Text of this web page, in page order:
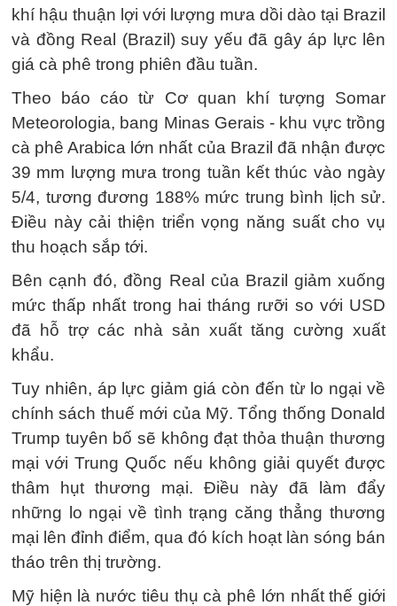
khí hậu thuận lợi với lượng mưa dồi dào tại Brazil
và đồng Real (Brazil) suy yếu đã gây áp lực lên
giá cà phê trong phiên đầu tuần.
Theo báo cáo từ Cơ quan khí tượng Somar
Meteorologia, bang Minas Gerais - khu vực trồng
cà phê Arabica lớn nhất của Brazil đã nhận được
39 mm lượng mưa trong tuần kết thúc vào ngày
5/4, tương đương 188% mức trung bình lịch sử.
Điều này cải thiện triển vọng năng suất cho vụ
thu hoạch sắp tới.
Bên cạnh đó, đồng Real của Brazil giảm xuống
mức thấp nhất trong hai tháng rưỡi so với USD
đã hỗ trợ các nhà sản xuất tăng cường xuất
khẩu.
Tuy nhiên, áp lực giảm giá còn đến từ lo ngại về
chính sách thuế mới của Mỹ. Tổng thống Donald
Trump tuyên bố sẽ không đạt thỏa thuận thương
mại với Trung Quốc nếu không giải quyết được
thâm hụt thương mại. Điều này đã làm đẩy
những lo ngại về tình trạng căng thẳng thương
mại lên đỉnh điểm, qua đó kích hoạt làn sóng bán
tháo trên thị trường.
Mỹ hiện là nước tiêu thụ cà phê lớn nhất thế giới